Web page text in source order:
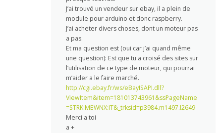
J’ai trouvé un vendeur sur ebay, il a plein de
module pour arduino et donc raspberry.
J’ai acheter divers choses, dont un moteur pas
a pas.
Et ma question est (oui car j’ai quand même
une question): Est que tu a croisé des sites sur
l’utilisation de ce type de moteur, qui pourrai
m’aider a le faire marché.
http://cgi.ebay.fr/ws/eBayISAPI.dll?
ViewItem&item=181013743961&ssPageName
=STRK:MEWNX:IT&_trksid=p3984.m1497.l2649
Merci a toi
a +